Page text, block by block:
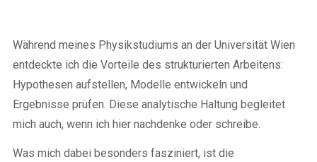
Während meines Physikstudiums an der Universität Wien
entdeckte ich die Vorteile des strukturierten Arbeitens:
Hypothesen aufstellen, Modelle entwickeln und
Ergebnisse prüfen. Diese analytische Haltung begleitet
mich auch, wenn ich hier nachdenke oder schreibe.
Was mich dabei besonders fasziniert, ist die